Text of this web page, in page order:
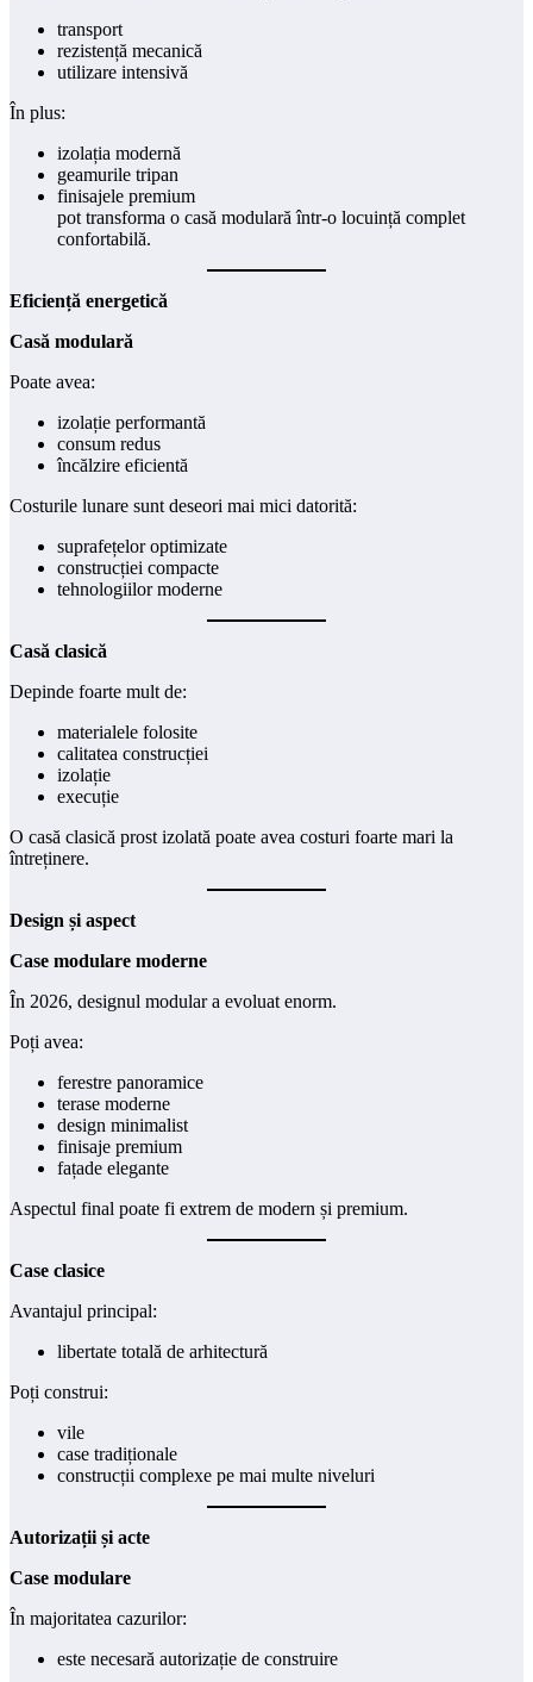
transport
rezistență mecanică
utilizare intensivă
În plus:
izolația modernă
geamurile tripan
finisajele premium
pot transforma o casă modulară într-o locuință complet
confortabilă.
Eficiență energetică
Casă modulară
Poate avea:
izolație performantă
consum redus
încălzire eficientă
Costurile lunare sunt deseori mai mici datorită:
suprafețelor optimizate
construcției compacte
tehnologiilor moderne
Casă clasică
Depinde foarte mult de:
materialele folosite
calitatea construcției
izolație
execuție
O casă clasică prost izolată poate avea costuri foarte mari la
întreținere.
Design și aspect
Case modulare moderne
În 2026, designul modular a evoluat enorm.
Poți avea:
ferestre panoramice
terase moderne
design minimalist
finisaje premium
fațade elegante
Aspectul final poate fi extrem de modern și premium.
Case clasice
Avantajul principal:
libertate totală de arhitectură
Poți construi:
vile
case tradiționale
construcții complexe pe mai multe niveluri
Autorizații și acte
Case modulare
În majoritatea cazurilor:
este necesară autorizație de construire